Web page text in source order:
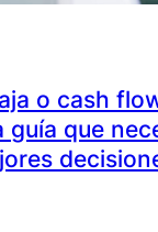
o cash
guía que